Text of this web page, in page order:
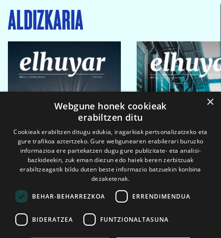
ALDIZKARIA
2026ko eka. 1a 2026ko mar. 1a
×
Webgune honek cookieak
erabiltzen ditu
Cookieak erabiltzen ditugu edukia, iragarkiak pertsonalizatzeko eta
gure trafikoa aztertzeko. Gure webgunearen erabilerari buruzko
informazioa ere partekatzen dugu gure publizitate- eta analisi-
bazkideekin, zuk eman diezun edo haiek beren zerbitzuak
erabiltzeagatik bildu duten beste informazio batzuekin konbina
dezaketenak.
BEHAR-BEHARREZKOA ERRENDIMENDUA
BIDERATZEA FUNTZIONALTASUNA